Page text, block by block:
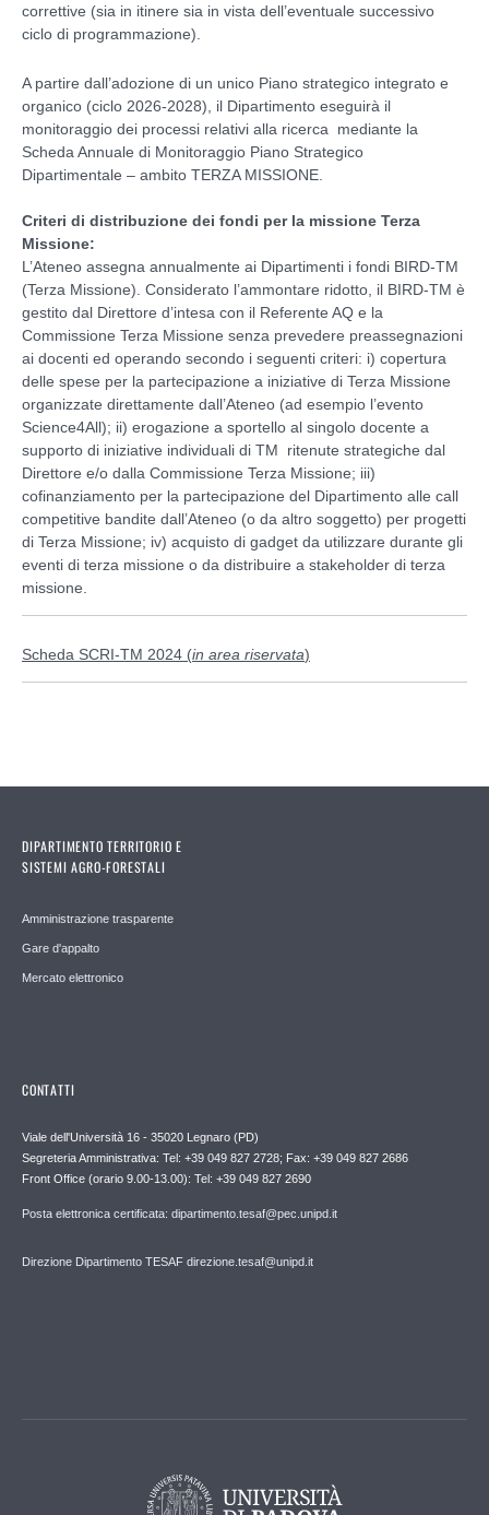
correttive (sia in itinere sia in vista dell’eventuale successivo
ciclo di programmazione).
A partire dall’adozione di un unico Piano strategico integrato e
organico (ciclo 2026-2028), il Dipartimento eseguirà il
monitoraggio dei processi relativi alla ricerca mediante la
Scheda Annuale di Monitoraggio Piano Strategico
Dipartimentale – ambito TERZA MISSIONE.
Criteri di distribuzione dei fondi per la missione Terza
Missione:
L’Ateneo assegna annualmente ai Dipartimenti i fondi BIRD-TM
(Terza Missione). Considerato l’ammontare ridotto, il BIRD-TM è
gestito dal Direttore d’intesa con il Referente AQ e la
Commissione Terza Missione senza prevedere preassegnazioni
ai docenti ed operando secondo i seguenti criteri: i) copertura
delle spese per la partecipazione a iniziative di Terza Missione
organizzate direttamente dall’Ateneo (ad esempio l’evento
Science4All); ii) erogazione a sportello al singolo docente a
supporto di iniziative individuali di TM ritenute strategiche dal
Direttore e/o dalla Commissione Terza Missione; iii)
cofinanziamento per la partecipazione del Dipartimento alle call
competitive bandite dall’Ateneo (o da altro soggetto) per progetti
di Terza Missione; iv) acquisto di gadget da utilizzare durante gli
eventi di terza missione o da distribuire a stakeholder di terza
missione.
Scheda SCRI-TM 2024 (in area riservata)
DIPARTIMENTO TERRITORIO E
SISTEMI AGRO-FORESTALI
Amministrazione trasparente
Gare d'appalto
Mercato elettronico
CONTATTI
Viale dell'Università 16 - 35020 Legnaro (PD)
Segreteria Amministrativa: Tel: +39 049 827 2728; Fax: +39 049 827 2686
Front Office (orario 9.00-13.00): Tel: +39 049 827 2690
Posta elettronica certificata: dipartimento.tesaf@pec.unipd.it
Direzione Dipartimento TESAF direzione.tesaf@unipd.it